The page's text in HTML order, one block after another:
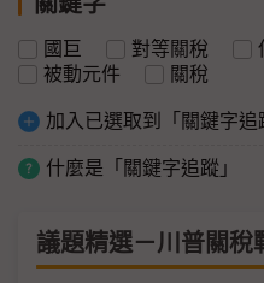
國巨 對等關稅
被動元件
關稅
加入已選取到「關鍵字追
什麼是「關鍵字追蹤」
議題精選－川普關稅